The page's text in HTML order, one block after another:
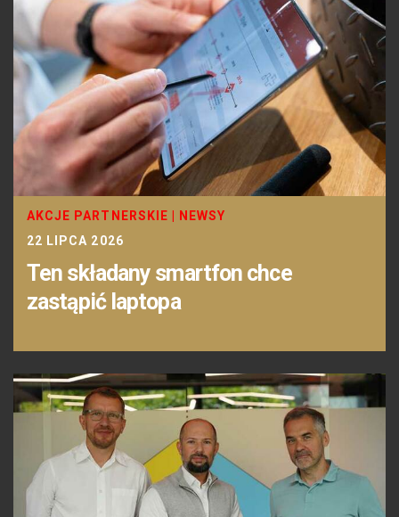
AKCJE PARTNERSKIE
NEWSY
22 LIPCA 2026
Ten składany smartfon chce
zastąpić laptopa